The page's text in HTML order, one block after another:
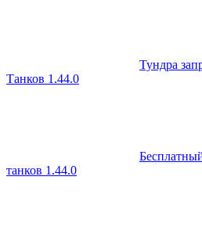
Тундра
Танков 1.44.0
танков 1.44.0